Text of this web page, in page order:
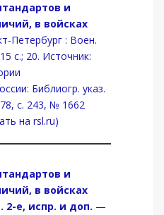
и
в войсках
Петербург : Воен.
с.; 20. Источник:
Библиогр. указ.
с. 243, № 1662
на rsl.ru)
и
в войсках
2-е, испр. и доп. —